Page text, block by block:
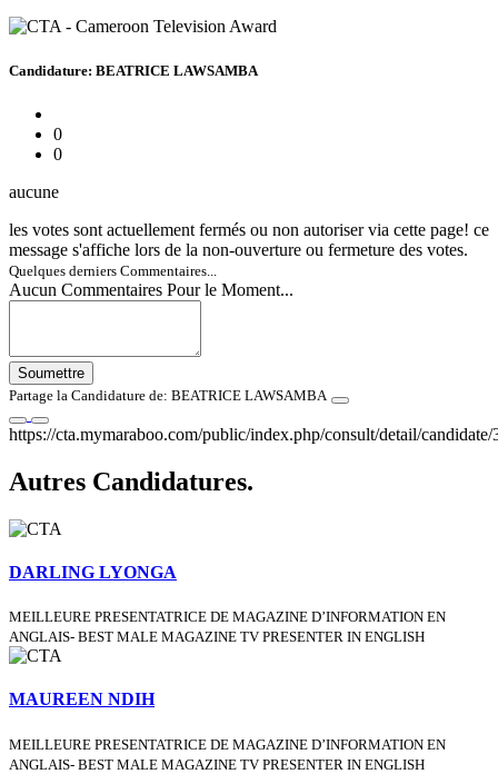
Candidature: BEATRICE LAWSAMBA
0
0
aucune
les votes sont actuellement fermés ou non autoriser via cette page! ce
message s'affiche lors de la non-ouverture ou fermeture des votes.
Quelques derniers Commentaires...
Aucun Commentaires Pour le Moment...
Soumettre
Partage la Candidature de: BEATRICE LAWSAMBA
https://cta.mymaraboo.com/public/index.php/consult/detail/candidate/
Autres Candidatures.
DARLING LYONGA
MEILLEURE PRESENTATRICE DE MAGAZINE D’INFORMATION EN
ANGLAIS- BEST MALE MAGAZINE TV PRESENTER IN ENGLISH
MAUREEN NDIH
MEILLEURE PRESENTATRICE DE MAGAZINE D’INFORMATION EN
ANGLAIS- BEST MALE MAGAZINE TV PRESENTER IN ENGLISH